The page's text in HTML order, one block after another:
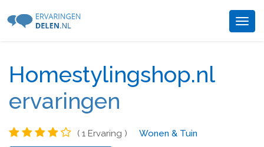
Homestylingshop.nl
ervaringen
( 1 Ervaring ) Wonen & Tuin